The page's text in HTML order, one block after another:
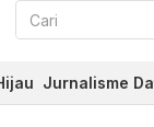
Jurnalisme